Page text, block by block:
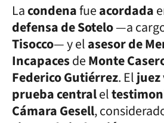
Lacondenafueacordada
defensa de Sotelo—a
Tisocco— y elasesor de
IncapacesdeMonte
Federico Gutiérrez. Eljuez
prueba centralel
Cámara Gesell,